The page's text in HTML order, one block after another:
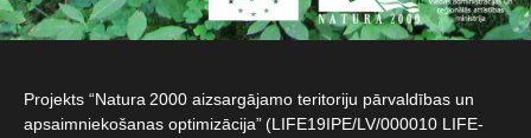
Projekts “Natura 2000 aizsargājamo teritoriju pārvaldības un
apsaimniekošanas optimizācija” (LIFE19IPE/LV/000010 LIFE-